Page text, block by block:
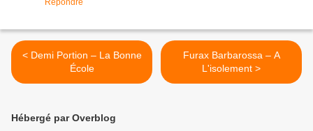
Répondre
< Demi Portion – La Bonne
École
Furax Barbarossa – A
L'isolement >
Hébergé par Overblog